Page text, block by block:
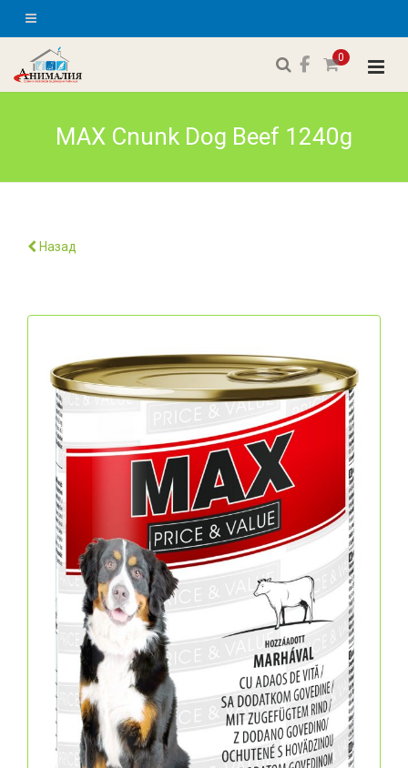
0
MAX Cnunk Dog Beef 1240g
Назад